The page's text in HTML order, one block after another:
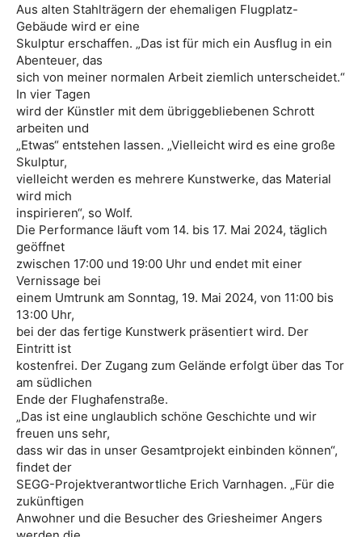
Aus alten Stahlträgern der ehemaligen Flugplatz-
Gebäude wird er eine
Skulptur erschaffen. „Das ist für mich ein Ausflug in ein
Abenteuer, das
sich von meiner normalen Arbeit ziemlich unterscheidet.“
In vier Tagen
wird der Künstler mit dem übriggebliebenen Schrott
arbeiten und
„Etwas“ entstehen lassen. „Vielleicht wird es eine große
Skulptur,
vielleicht werden es mehrere Kunstwerke, das Material
wird mich
inspirieren“, so Wolf.
Die Performance läuft vom 14. bis 17. Mai 2024, täglich
geöffnet
zwischen 17:00 und 19:00 Uhr und endet mit einer
Vernissage bei
einem Umtrunk am Sonntag, 19. Mai 2024, von 11:00 bis
13:00 Uhr,
bei der das fertige Kunstwerk präsentiert wird. Der
Eintritt ist
kostenfrei. Der Zugang zum Gelände erfolgt über das Tor
am südlichen
Ende der Flughafenstraße.
„Das ist eine unglaublich schöne Geschichte und wir
freuen uns sehr,
dass wir das in unser Gesamtprojekt einbinden können“,
findet der
SEGG-Projektverantwortliche Erich Varnhagen. „Für die
zukünftigen
Anwohner und die Besucher des Griesheimer Angers